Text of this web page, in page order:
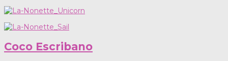
Coco Escribano